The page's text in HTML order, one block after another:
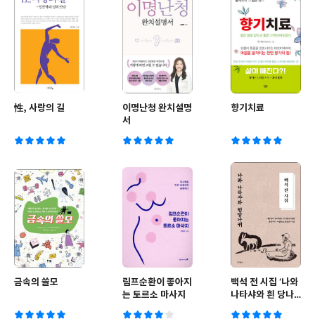
性, 사랑의 길
이명난청 완치설명
서
향기치료
금속의 쓸모
림프순환이 좋아지
는 토르소 마사지
백석 전 시집 ‘나와
나타샤와 흰 당나